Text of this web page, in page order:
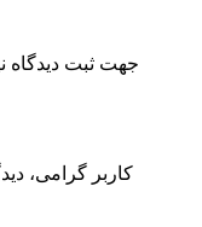
جهت ثبت دیدگاه
کاربر گرامی،